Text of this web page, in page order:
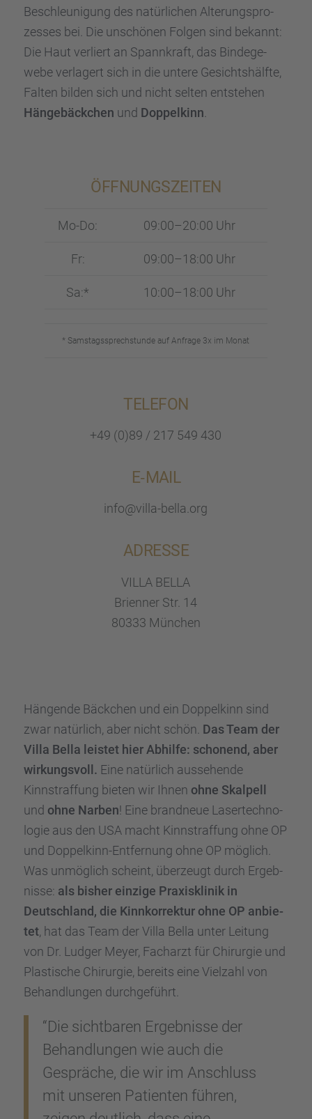
Beschleu­ni­gung des natür­li­chen Alterungs­pro­
zes­ses bei. Die unschö­nen Folgen sind bekannt:
Die Haut verliert an Spann­kraft, das Binde­ge­
webe verla­gert sich in die untere Gesichts­hälfte,
Falten bilden sich und nicht selten entste­hen
Hänge­bäck­chen und Doppel­kinn.
ÖFFNUNGS­ZEI­TEN
Mo-Do: 09:00–20:00 Uhr
Fr: 09:00–18:00 Uhr
Sa:* 10:00–18:00 Uhr
* Samstags­sprech­stunde auf Anfrage 3x im Monat
TELEFON
+49 (0)89 / 217 549 430
E‑MAIL
info@villa-bella.org
ADRESSE
VILLA BELLA
Brien­ner Str. 14
80333 München
Hängende Bäckchen und ein Doppel­kinn sind
zwar natür­lich, aber nicht schön. Das Team der
Villa Bella leistet hier Abhilfe: schonend, aber
wirkungs­voll. Eine natür­lich ausse­hende
Kinnstraf­fung bieten wir Ihnen ohne Skalpell
und ohne Narben! Eine brand­neue Laser­tech­no­
lo­gie aus den USA macht Kinnstraf­fung ohne OP
und Doppel­kinn-Entfer­nung ohne OP möglich.
Was unmög­lich scheint, überzeugt durch Ergeb­
nisse: als bisher einzige Praxis­kli­nik in
Deutsch­land, die Kinnkor­rek­tur ohne OP anbie­
tet, hat das Team der Villa Bella unter Leitung
von Dr. Ludger Meyer, Facharzt für Chirur­gie und
Plasti­sche Chirur­gie, bereits eine Vielzahl von
Behand­lun­gen durch­ge­führt.
“Die sicht­ba­ren Ergeb­nisse der
Behand­lun­gen wie auch die
Gesprä­che, die wir im Anschluss
mit unseren Patien­ten führen,